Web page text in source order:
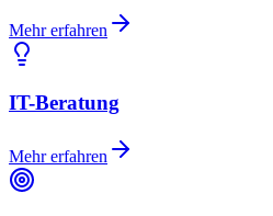
Mehr erfahren
IT-Beratung
Mehr erfahren